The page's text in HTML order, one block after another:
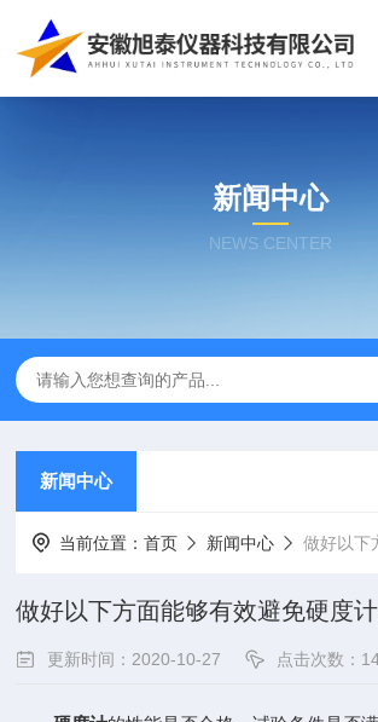
新闻中心
NEWS CENTER
新闻中心
当前位置：首页 新闻中心 做好以下方面能
做好以下方面能够有效避免硬度
更新时间：2020-10-27 点击次数：